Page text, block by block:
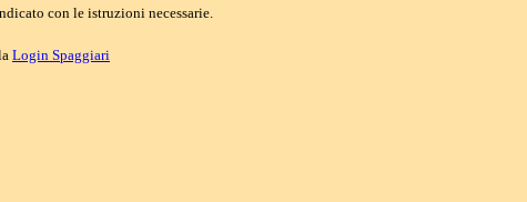
con le istruzioni necessarie.
Login Spaggiari